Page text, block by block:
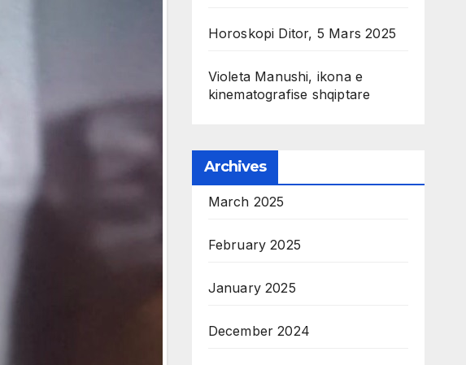
Horoskopi Ditor, 5 Mars 2025
Violeta Manushi, ikona e
kinematografise shqiptare
Archives
March 2025
February 2025
January 2025
December 2024